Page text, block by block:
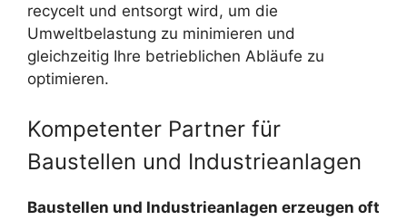
recycelt und entsorgt wird, um die
Umweltbelastung zu minimieren und
gleichzeitig Ihre betrieblichen Abläufe zu
optimieren.
Kompetenter Partner für
Baustellen und Industrieanlagen
Baustellen und Industrieanlagen erzeugen oft